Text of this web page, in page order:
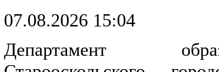
07.08.2026 15:04
Департамент